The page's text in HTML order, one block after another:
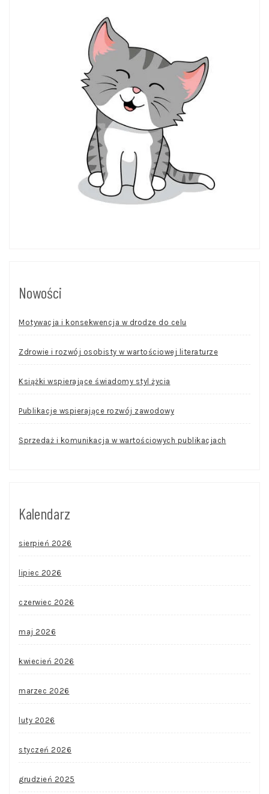
Nowości
Motywacja i konsekwencja w drodze do celu
Zdrowie i rozwój osobisty w wartościowej literaturze
Książki wspierające świadomy styl życia
Publikacje wspierające rozwój zawodowy
Sprzedaż i komunikacja w wartościowych publikacjach
Kalendarz
sierpień 2026
lipiec 2026
czerwiec 2026
maj 2026
kwiecień 2026
marzec 2026
luty 2026
styczeń 2026
grudzień 2025